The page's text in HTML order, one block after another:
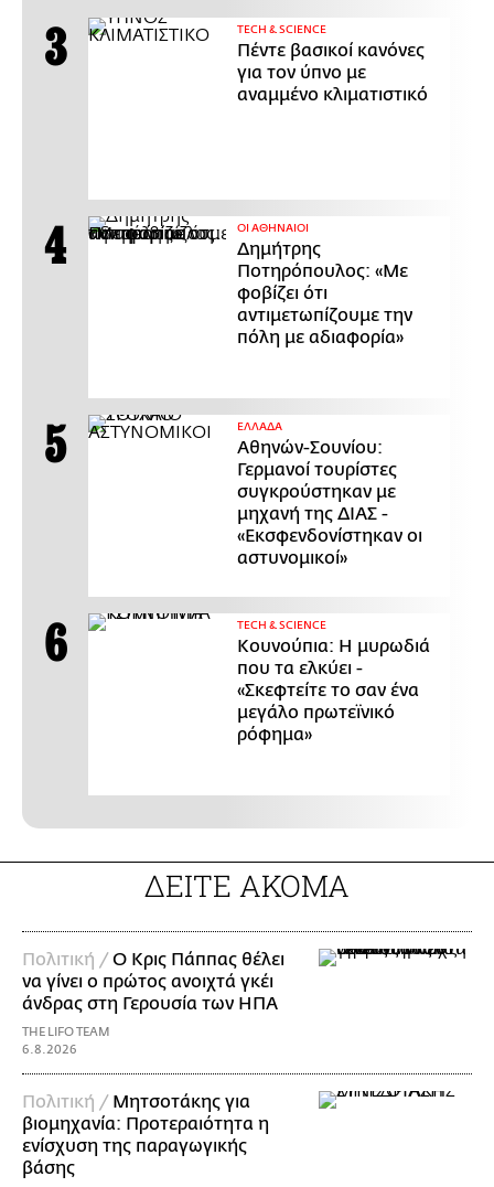
ΤECH & SCIENCE
Πέντε βασικοί κανόνες
για τον ύπνο με
αναμμένο κλιματιστικό
ΟΙ ΑΘΗΝΑΙΟΙ
Δημήτρης
Ποτηρόπουλος: «Με
φοβίζει ότι
αντιμετωπίζουμε την
πόλη με αδιαφορία»
ΕΛΛΑΔΑ
Αθηνών-Σουνίου:
Γερμανοί τουρίστες
συγκρούστηκαν με
μηχανή της ΔΙΑΣ -
«Εκσφενδονίστηκαν οι
αστυνομικοί»
ΤECH & SCIENCE
Κουνούπια: Η μυρωδιά
που τα ελκύει -
«Σκεφτείτε το σαν ένα
μεγάλο πρωτεϊνικό
ρόφημα»
ΔΕΙΤΕ ΑΚΟΜΑ
Πολιτική /Ο Κρις Πάππας θέλει
να γίνει ο πρώτος ανοιχτά γκέι
άνδρας στη Γερουσία των ΗΠΑ
THE LIFO TEAM
6.8.2026
Πολιτική / Μητσοτάκης για
βιομηχανία: Προτεραιότητα η
ενίσχυση της παραγωγικής
βάσης